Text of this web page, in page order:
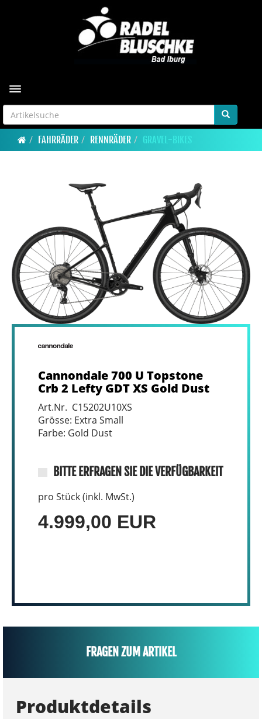
Toggle navigation
FAHRRÄDER RENNRÄDER GRAVEL-BIKES
Cannondale 700 U Topstone
Crb 2 Lefty GDT XS Gold Dust
Art.Nr. C15202U10XS
Grösse: Extra Small
Farbe: Gold Dust
BITTE ERFRAGEN SIE DIE VERFÜGBARKEIT
pro Stück (inkl. MwSt.)
4.999,00 EUR
FRAGEN ZUM ARTIKEL
Produktdetails